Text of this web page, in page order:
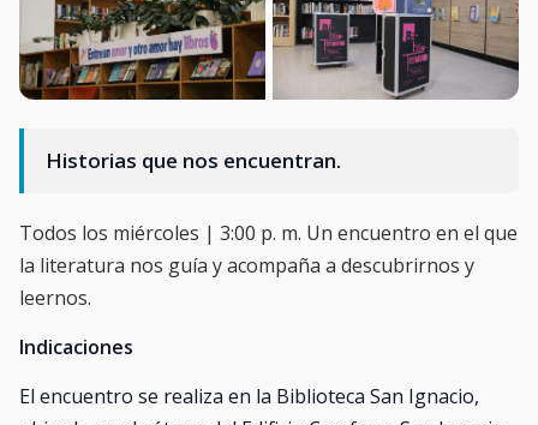
Historias que nos encuentran.
Todos los miércoles | 3:00 p. m. Un encuentro en el que
la literatura nos guía y acompaña a descubrirnos y
leernos.
Indicaciones
El encuentro se realiza en la Biblioteca San Ignacio,